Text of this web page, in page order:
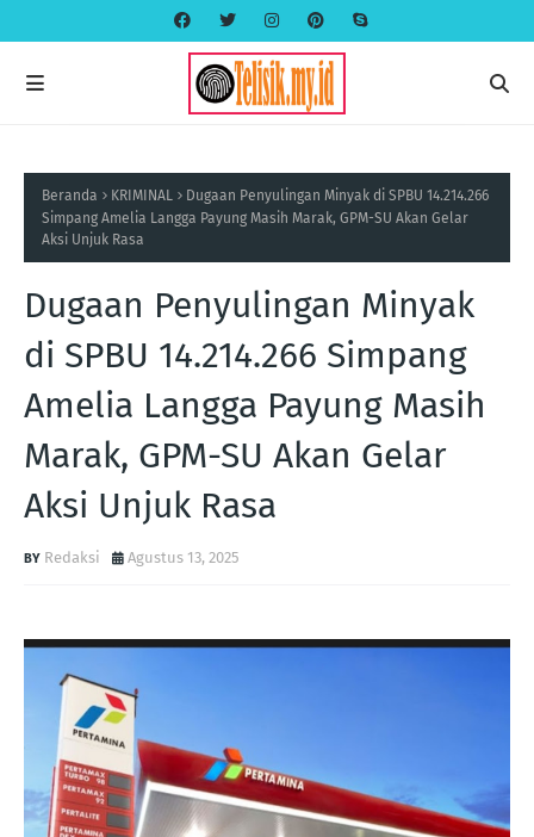
Beranda KRIMINAL
Dugaan Penyulingan Minyak di SPBU 14.214.266
Simpang Amelia Langga Payung Masih Marak, GPM-SU Akan Gelar
Aksi Unjuk Rasa
Dugaan Penyulingan Minyak
di SPBU 14.214.266 Simpang
Amelia Langga Payung Masih
Marak, GPM-SU Akan Gelar
Aksi Unjuk Rasa
Redaksi Agustus 13, 2025